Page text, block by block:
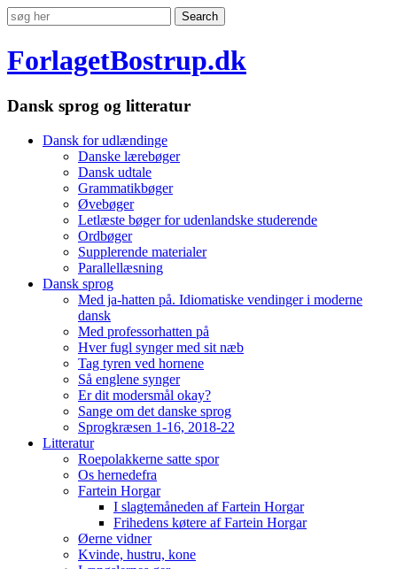
ForlagetBostrup.dk
Dansk sprog og litteratur
Dansk for udlændinge
Danske lærebøger
Dansk udtale
Grammatikbøger
Øvebøger
Letlæste bøger for udenlandske studerende
Ordbøger
Supplerende materialer
Parallellæsning
Dansk sprog
Med ja-hatten på. Idiomatiske vendinger i moderne
dansk
Med professorhatten på
Hver fugl synger med sit næb
Tag tyren ved hornene
Så englene synger
Er dit modersmål okay?
Sange om det danske sprog
Sprogkræsen 1-16, 2018-22
Litteratur
Roepolakkerne satte spor
Os hernedefra
Fartein Horgar
I slagtemåneden af Fartein Horgar
Frihedens køtere af Fartein Horgar
Øerne vidner
Kvinde, hustru, kone